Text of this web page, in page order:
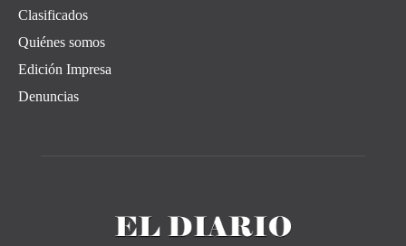
Clasificados
Quiénes somos
Edición Impresa
Denuncias